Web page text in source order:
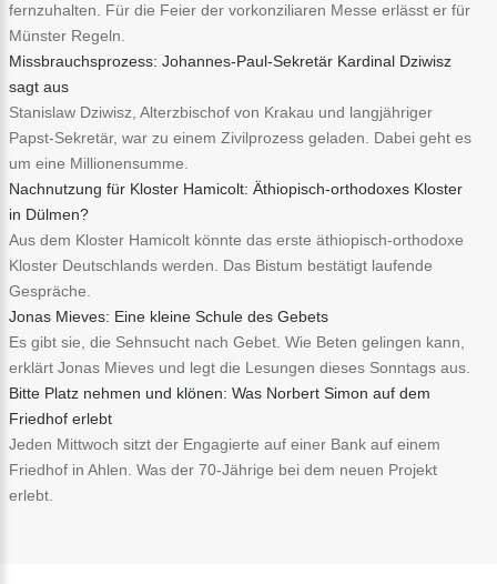
fernzuhalten. Für die Feier der vorkonziliaren Messe erlässt er für
Münster Regeln.
Missbrauchsprozess: Johannes-Paul-Sekretär Kardinal Dziwisz
sagt aus
Stanislaw Dziwisz, Alterzbischof von Krakau und langjähriger
Papst-Sekretär, war zu einem Zivilprozess geladen. Dabei geht es
um eine Millionensumme.
Nachnutzung für Kloster Hamicolt: Äthiopisch-orthodoxes Kloster
in Dülmen?
Aus dem Kloster Hamicolt könnte das erste äthiopisch-orthodoxe
Kloster Deutschlands werden. Das Bistum bestätigt laufende
Gespräche.
Jonas Mieves: Eine kleine Schule des Gebets
Es gibt sie, die Sehnsucht nach Gebet. Wie Beten gelingen kann,
erklärt Jonas Mieves und legt die Lesungen dieses Sonntags aus.
Bitte Platz nehmen und klönen: Was Norbert Simon auf dem
Friedhof erlebt
Jeden Mittwoch sitzt der Engagierte auf einer Bank auf einem
Friedhof in Ahlen. Was der 70-Jährige bei dem neuen Projekt
erlebt.